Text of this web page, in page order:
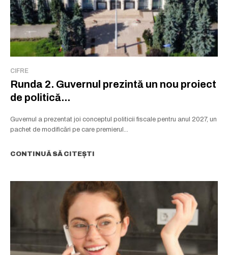
CIFRE
Runda 2. Guvernul prezintă un nou proiect
de politică...
Guvernul a prezentat joi conceptul politicii fiscale pentru anul 2027, un
pachet de modificări pe care premierul...
CONTINUĂ SĂ CITEȘTI